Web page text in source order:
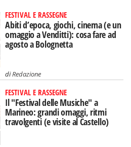
FESTIVAL E RASSEGNE
Abiti d’epoca, giochi, cinema (e un
omaggio a Venditti): cosa fare ad
agosto a Bolognetta
diRedazione
FESTIVAL E RASSEGNE
Il "Festival delle Musiche" a
Marineo: grandi omaggi, ritmi
travolgenti (e visite al Castello)